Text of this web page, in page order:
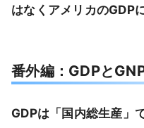
はなくアメリカのGDP
番外編：GDPと
GDPは「国内総生産」